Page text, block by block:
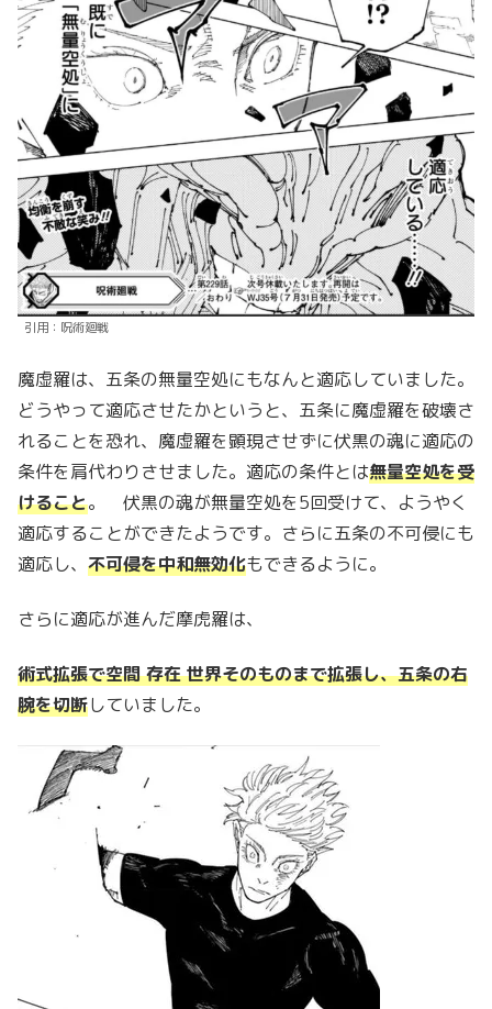
引用：呪術廻戦
魔虚羅は、五条の無量空処にもなんと適応していました。
どうやって適応させたかというと、五条に魔虚羅を破壊さ
れることを恐れ、魔虚羅を顕現させずに伏黒の魂に適応の
条件を肩代わりさせました。適応の条件とは無量空処を受
けること。 伏黒の魂が無量空処を5回受けて、ようやく
適応することができたようです。さらに五条の不可侵にも
適応し、 不可侵を中和無効化もできるように。
さらに適応が進んだ摩虎羅は、
術式拡張で空間 存在 世界そのものまで拡張し、五条の右
腕を切断していました。